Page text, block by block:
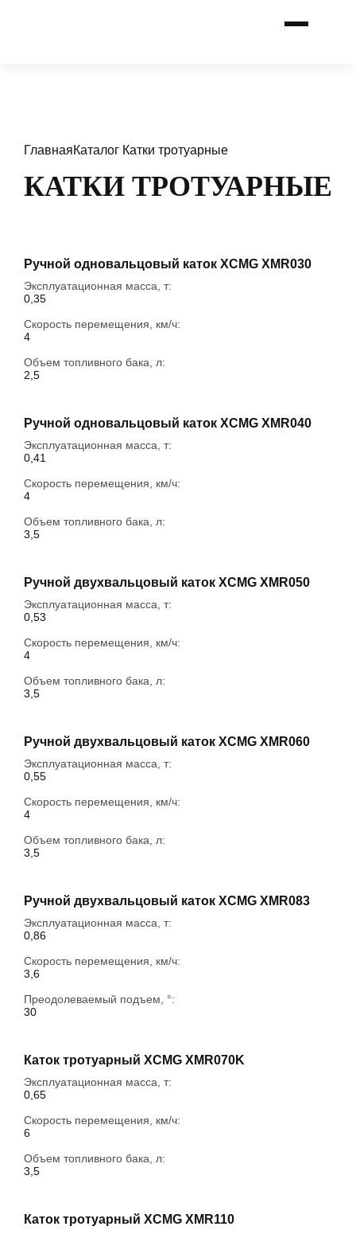
ГлавнаяКаталог Катки тротуарные
КАТКИ ТРОТУАРНЫЕ
Ручной одновальцовый каток XCMG XMR030
Эксплуатационная масса, т:
0,35
Скорость перемещения, км/ч:
4
Объем топливного бака, л:
2,5
Ручной одновальцовый каток XCMG XMR040
Эксплуатационная масса, т:
0,41
Скорость перемещения, км/ч:
4
Объем топливного бака, л:
3,5
Ручной двухвальцовый каток XCMG XMR050
Эксплуатационная масса, т:
0,53
Скорость перемещения, км/ч:
4
Объем топливного бака, л:
3,5
Ручной двухвальцовый каток XCMG XMR060
Эксплуатационная масса, т:
0,55
Скорость перемещения, км/ч:
4
Объем топливного бака, л:
3,5
Ручной двухвальцовый каток XCMG XMR083
Эксплуатационная масса, т:
0,86
Скорость перемещения, км/ч:
3,6
Преодолеваемый подъем, °:
30
Каток тротуарный XCMG XMR070K
Эксплуатационная масса, т:
0,65
Скорость перемещения, км/ч:
6
Объем топливного бака, л:
3,5
Каток тротуарный XCMG XMR110